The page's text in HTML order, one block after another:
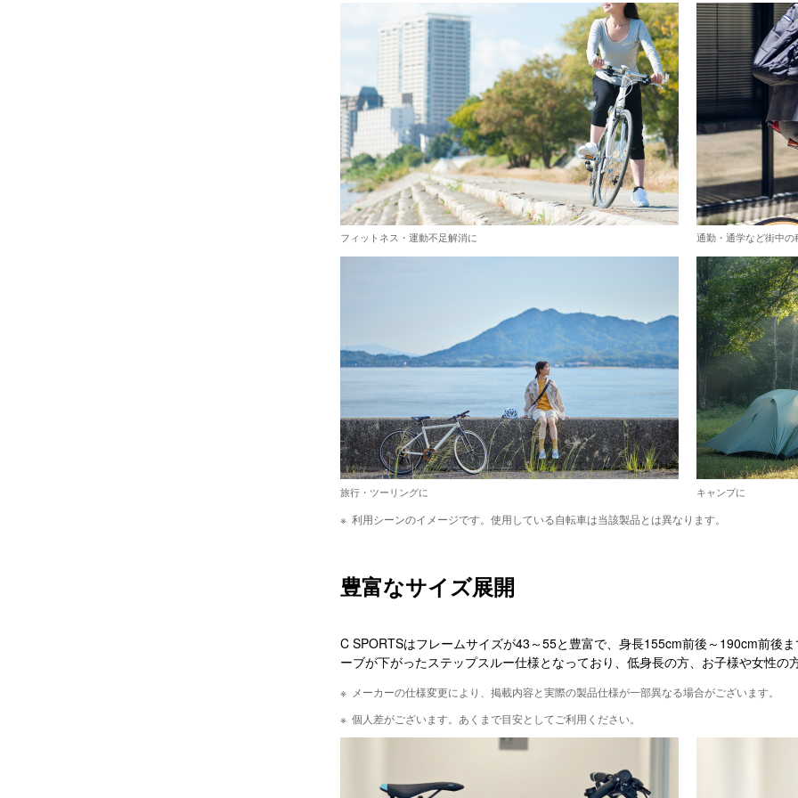
フィットネス・運動不足解消に 通勤・通学など街中の
旅行・ツーリングに キャンプに
利用シーンのイメージです。使用している自転車は当該製品とは異なります。
豊富なサイズ展開
C SPORTSはフレームサイズが43～55と豊富で、身長155cm前後～190cm前後
ーブが下がったステップスルー仕様となっており、低身長の方、お子様や女性の
メーカーの仕様変更により、掲載内容と実際の製品仕様が一部異なる場合がございます。
個人差がございます。あくまで目安としてご利用ください。